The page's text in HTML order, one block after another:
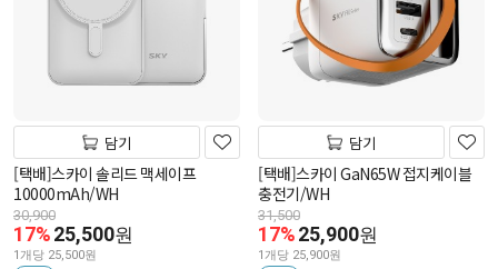
담기
[택배]스카이 솔리드 맥세이프
10000mAh/WH
30,900
17%25,500원
1개당 25,500원
담기
[택배]스카이 GaN65W 접지케이블
충전기/WH
31,500
17%25,900원
1개당 25,900원